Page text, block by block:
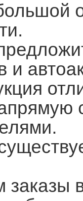
и
заказы